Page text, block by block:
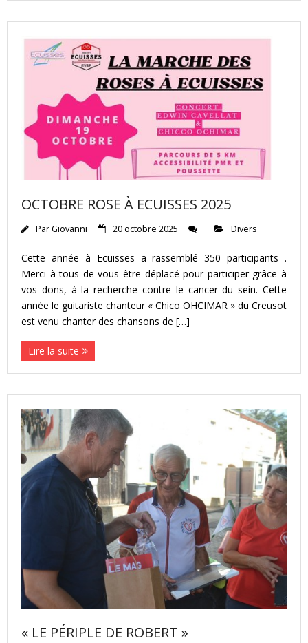
OCTOBRE ROSE À ECUISSES 2025
ParGiovanni 20 octobre 2025 Divers
Cette année à Ecuisses a rassemblé 350 participants .
Merci à tous de vous être déplacé pour participer grâce à
vos dons, à la recherche contre le cancer du sein. Cette
année le guitariste chanteur « Chico OHCIMAR » du Creusot
est venu chanter des chansons de […]
Lire la suite
« LE PÉRIPLE DE ROBERT »